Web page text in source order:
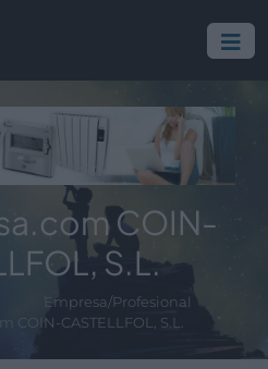
COIN-
S.L.
Empresa/Profesional
COIN-CASTELLFOL, S.L.